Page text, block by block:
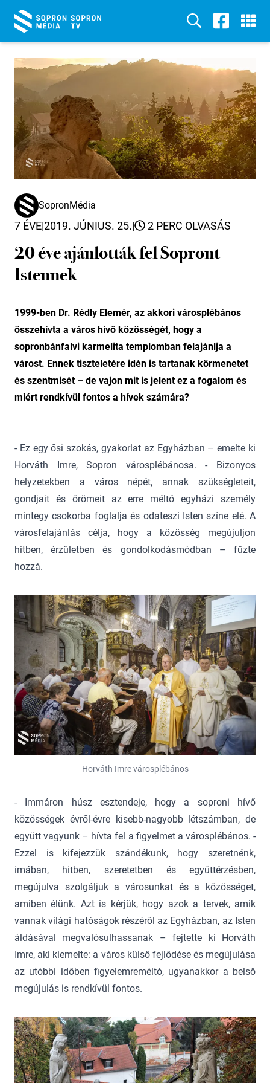
SopronMédia
7 ÉVE|2019. JÚNIUS. 25.| 2 PERC OLVASÁS
20 éve ajánlották fel Sopront
Istennek
1999-ben Dr. Rédly Elemér, az akkori városplébános
összehívta a város hívő közösségét, hogy a
sopronbánfalvi karmelita templomban felajánlja a
várost. Ennek tiszteletére idén is tartanak körmenetet
és szentmisét – de vajon mit is jelent ez a fogalom és
miért rendkívül fontos a hívek számára?
- Ez egy ősi szokás, gyakorlat az Egyházban – emelte ki
Horváth Imre, Sopron városplébánosa. - Bizonyos
helyzetekben a város népét, annak szükségleteit,
gondjait és örömeit az erre méltó egyházi személy
mintegy csokorba foglalja és odateszi Isten színe elé. A
városfelajánlás célja, hogy a közösség megújuljon
hitben, érzületben és gondolkodásmódban – fűzte
hozzá.
Horváth Imre városplébános
- Immáron húsz esztendeje, hogy a soproni hívő
közösségek évről-évre kisebb-nagyobb létszámban, de
együtt vagyunk – hívta fel a figyelmet a városplébános. -
Ezzel is kifejezzük szándékunk, hogy szeretnénk,
imában, hitben, szeretetben és együttérzésben,
megújulva szolgáljuk a városunkat és a közösséget,
amiben élünk. Azt is kérjük, hogy azok a tervek, amik
vannak világi hatóságok részéről az Egyházban, az Isten
áldásával megvalósulhassanak – fejtette ki Horváth
Imre, aki kiemelte: a város külső fejlődése és megújulása
az utóbbi időben figyelemreméltó, ugyanakkor a belső
megújulás is rendkívül fontos.